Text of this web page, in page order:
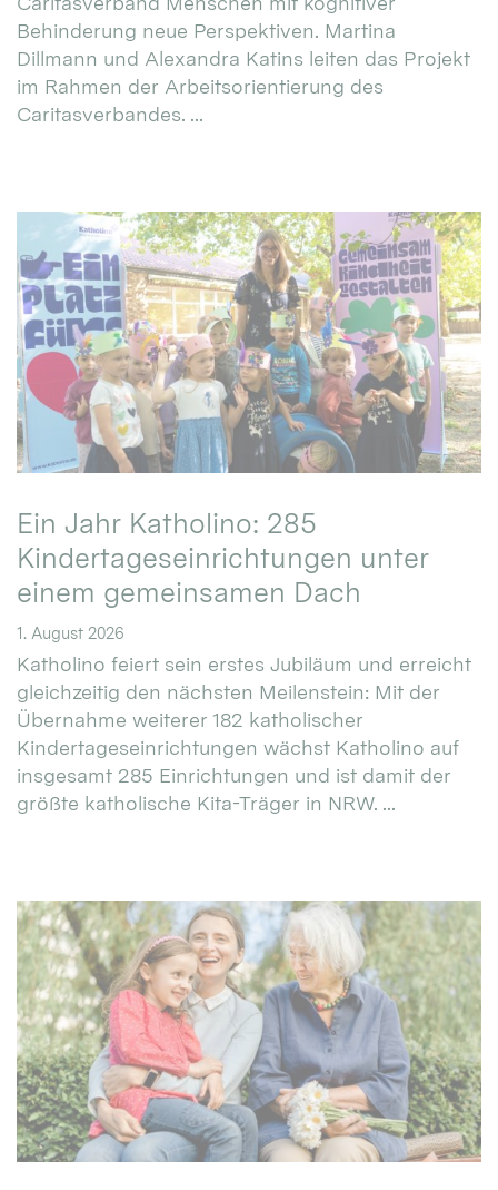
Behinderung neue Perspektiven. Martina
Dillmann und Alexandra Katins leiten das Projekt
im Rahmen der Arbeitsorientierung des
Caritasverbandes. ...
Ein Jahr Katholino: 285
Kindertageseinrichtungen unter
einem gemeinsamen Dach
1. August 2026
Katholino feiert sein erstes Jubiläum und erreicht
gleichzeitig den nächsten Meilenstein: Mit der
Übernahme weiterer 182 katholischer
Kindertageseinrichtungen wächst Katholino auf
insgesamt 285 Einrichtungen und ist damit der
größte katholische Kita-Träger in NRW. ...